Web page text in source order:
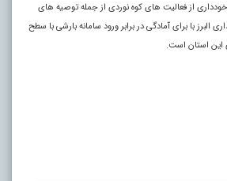
از فعالیت های کوه نوردی از جمله توصیه های
البرز با برای آمادگی در برابر ورود سامانه بارشی با سطح
این استان است.